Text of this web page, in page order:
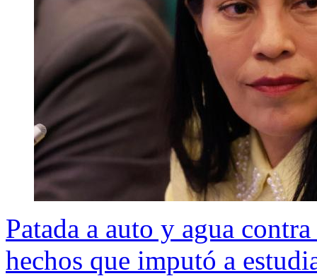
Patada a auto y agua
hechos que imputó a